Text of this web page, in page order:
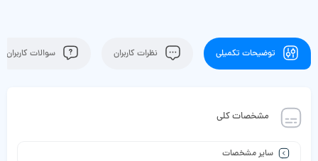
توضیحات تکمیلی نظرات کاربران سوالات کاربران
مشخصات کلی
سایر مشخصات